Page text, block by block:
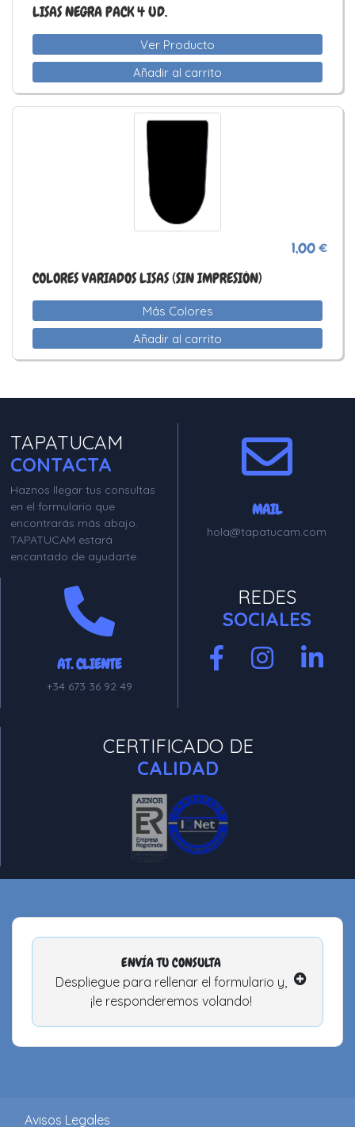
LISAS NEGRA PACK 4 UD.
Ver Producto
Añadir al carrito
1,00 €
COLORES VARIADOS LISAS (SIN IMPRESIÓN)
Más Colores
Añadir al carrito
TAPATUCAM
CONTACTA
Haznos llegar tus consultas
en el formulario que
encontrarás más abajo.
TAPATUCAM estará
encantado de ayudarte.
MAIL
hola@tapatucam.com
AT. CLIENTE
+34 673 36 92 49
REDES
SOCIALES
CERTIFICADO DE
CALIDAD
ENVÍA TU CONSULTA
Despliegue para rellenar el formulario y,
¡le responderemos volando!
Avisos Legales